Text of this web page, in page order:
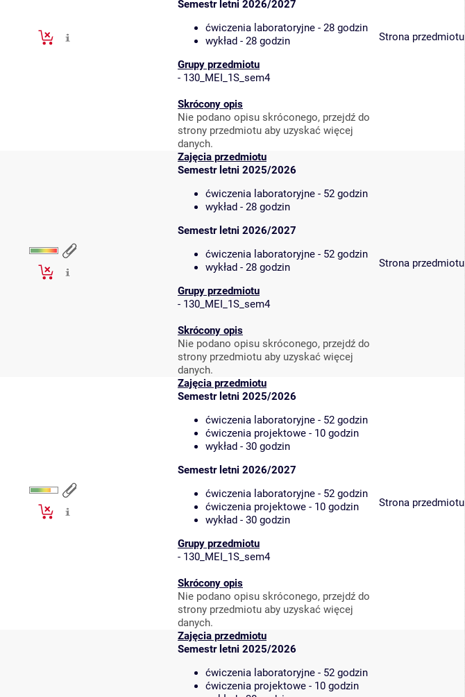
Semestr letni 2026/2027
ćwiczenia laboratoryjne - 28 godzin
wykład - 28 godzin
Grupy przedmiotu
- 130_MEI_1S_sem4
Skrócony opis
Nie podano opisu skróconego, przejdź do
strony przedmiotu aby uzyskać więcej
danych.
Strona przedmiotu
Zajęcia przedmiotu
Semestr letni 2025/2026
ćwiczenia laboratoryjne - 52 godzin
wykład - 28 godzin
Semestr letni 2026/2027
ćwiczenia laboratoryjne - 52 godzin
wykład - 28 godzin
Grupy przedmiotu
- 130_MEI_1S_sem4
Skrócony opis
Nie podano opisu skróconego, przejdź do
strony przedmiotu aby uzyskać więcej
danych.
Strona przedmiotu
Zajęcia przedmiotu
Semestr letni 2025/2026
ćwiczenia laboratoryjne - 52 godzin
ćwiczenia projektowe - 10 godzin
wykład - 30 godzin
Semestr letni 2026/2027
ćwiczenia laboratoryjne - 52 godzin
ćwiczenia projektowe - 10 godzin
wykład - 30 godzin
Grupy przedmiotu
- 130_MEI_1S_sem4
Skrócony opis
Nie podano opisu skróconego, przejdź do
strony przedmiotu aby uzyskać więcej
danych.
Strona przedmiotu
Zajęcia przedmiotu
Semestr letni 2025/2026
ćwiczenia laboratoryjne - 52 godzin
ćwiczenia projektowe - 10 godzin